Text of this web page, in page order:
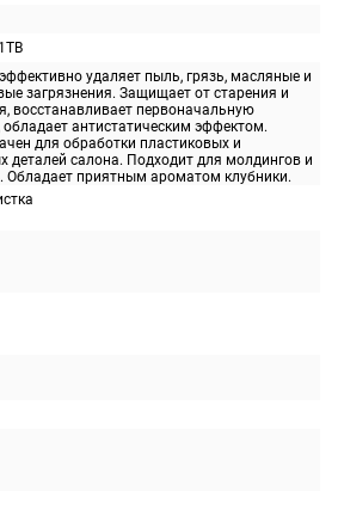
удаляет пыль, грязь, масляные и
загрязнения. Защищает от старения и
восстанавливает первоначальную
обладает антистатическим эффектом.
для обработки пластиковых и
деталей салона. Подходит для молдингов и
Обладает приятным ароматом клубники.